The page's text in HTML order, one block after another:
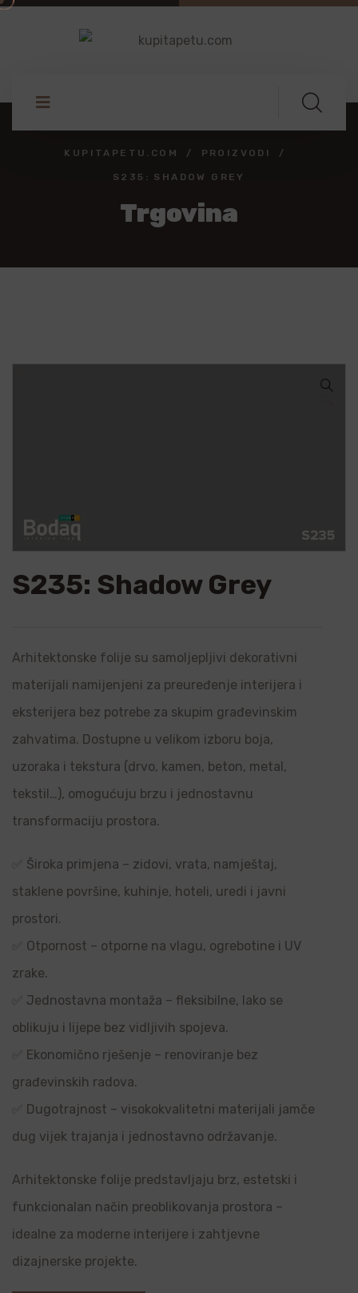
KUPITAPETU.COM PROIZVODI
S235: SHADOW GREY
Trgovina
S235: Shadow Grey
Arhitektonske folije su samoljepljivi dekorativni
materijali namijenjeni za preuređenje interijera i
eksterijera bez potrebe za skupim građevinskim
zahvatima. Dostupne u velikom izboru boja,
uzoraka i tekstura (drvo, kamen, beton, metal,
tekstil…), omogućuju brzu i jednostavnu
transformaciju prostora.
✅ Široka primjena – zidovi, vrata, namještaj,
staklene površine, kuhinje, hoteli, uredi i javni
prostori.
✅ Otpornost – otporne na vlagu, ogrebotine i UV
zrake.
✅ Jednostavna montaža – fleksibilne, lako se
oblikuju i lijepe bez vidljivih spojeva.
✅ Ekonomično rješenje – renoviranje bez
građevinskih radova.
✅ Dugotrajnost – visokokvalitetni materijali jamče
dug vijek trajanja i jednostavno održavanje.
Arhitektonske folije predstavljaju brz, estetski i
funkcionalan način preoblikovanja prostora –
idealne za moderne interijere i zahtjevne
dizajnerske projekte.